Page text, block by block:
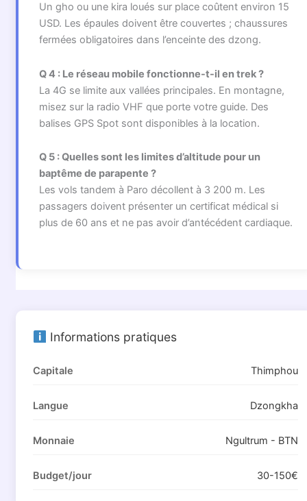
Un gho ou une kira loués sur place coûtent environ 15
USD. Les épaules doivent être couvertes ; chaussures
fermées obligatoires dans l’enceinte des dzong.
Q 4 : Le réseau mobile fonctionne-t-il en trek ?
La 4G se limite aux vallées principales. En montagne,
misez sur la radio VHF que porte votre guide. Des
balises GPS Spot sont disponibles à la location.
Q 5 : Quelles sont les limites d’altitude pour un
baptême de parapente ?
Les vols tandem à Paro décollent à 3 200 m. Les
passagers doivent présenter un certificat médical si
plus de 60 ans et ne pas avoir d’antécédent cardiaque.
Informations pratiques
Capitale Thimphou
Langue Dzongkha
Monnaie Ngultrum - BTN
Budget/jour 30-150€